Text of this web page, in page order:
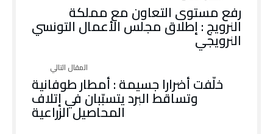
رفع مستوى التعاون مع مملكة
النرويج : إطلاق مجلس الأعمال التونسي
النرويجي
خلّفت أضرارا جسيمة : أمطار طوفانية
وتساقط البرد يتسبّبان في إتلاف
المحاصيل الزراعية